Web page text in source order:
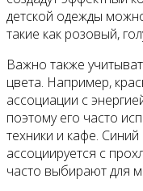
детской одежды
такие как розовый,
Важно также
цвета. Например,
ассоциации с
поэтому его часто
техники и кафе.
ассоциируется с
часто выбирают для